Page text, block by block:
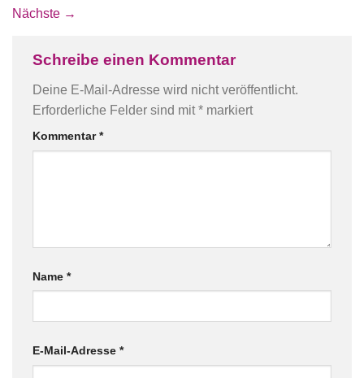
Nächste →
Schreibe einen Kommentar
Deine E-Mail-Adresse wird nicht veröffentlicht.
Erforderliche Felder sind mit* markiert
Kommentar*
Name *
E-Mail-Adresse *